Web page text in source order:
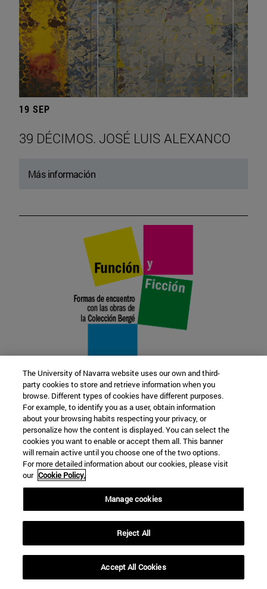
19 SEP
39 DÉCIMOS. JOSÉ LUIS ALEXANCO
Más información
22 SEP
FUNCIÓN Y FICCIÓN. Varios artistas
Más información
The University of Navarra website uses our own and third-
party cookies to store and retrieve information when you
browse. Different types of cookies have different purposes.
For example, to identify you as a user, obtain information
about your browsing habits respecting your privacy, or
personalize how the content is displayed. You can select the
cookies you want to enable or accept them all. This banner
will remain active until you choose one of the two options.
For more detailed information about our cookies, please visit
our Cookie Policy.
Manage cookies
Reject All
Accept All Cookies